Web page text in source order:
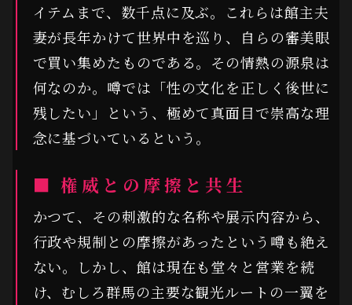
イテムまで、数千点に及ぶ。これらは館主夫
妻が長年かけて世界中を巡り、自らの審美眼
で買い集めたものである。その情熱の源泉は
何なのか。噂では「性の文化を正しく後世に
残したい」という、極めて真面目で崇高な理
念に基づいているという。
■ 権威との摩擦と共生
かつて、その刺激的な名称や展示内容から、
行政や規制との摩擦があったという噂も絶え
ない。しかし、館は現在も堂々と営業を続
け、むしろ群馬の主要な観光ルートの一翼を